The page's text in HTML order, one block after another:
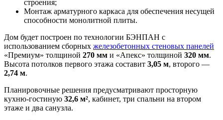
строения;
Монтаж арматурного каркаса для обеспечения несущей
способности монолитной плиты.
Дом будет построен по технологии БЭНПАН с
использованием сборных железобетонных стеновых панелей
«Премиум» толщиной 270 мм и «Апекс» толщиной 320 мм.
Высота потолков первого этажа составит 3,05 м, второго —
2,74 м.
Планировочные решения предусматривают просторную
кухню-гостиную 32,6 м², кабинет, три спальни на втором
этаже и два санузла.